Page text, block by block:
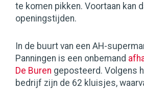
te komen pikken. Voortaan kan
openingstijden.
In de buurt van een AH-
Panningen is een onbemand
De Buren geposteerd. Volgens
bedrijf zijn de 62 kluisjes,